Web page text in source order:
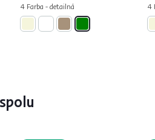
4 Farba - detailná 4